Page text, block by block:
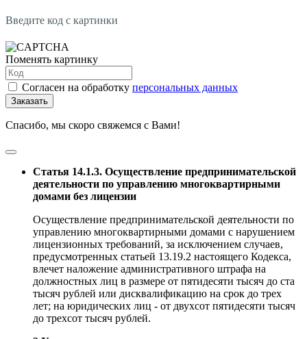
Введите код с картинки
Поменять картинку
Согласен на обработку персональных данных
Заказать
Спасибо, мы скоро свяжемся с Вами!
Статья 14.1.3. Осуществление предпринимательской
деятельности по управлению многоквартирными
домами без лицензии
Осуществление предпринимательской деятельности по
управлению многоквартирными домами с нарушением
лицензионных требований, за исключением случаев,
предусмотренных статьей 13.19.2 настоящего Кодекса,
влечет наложение административного штрафа на
должностных лиц в размере от пятидесяти тысяч до ста
тысяч рублей или дисквалификацию на срок до трех
лет; на юридических лиц - от двухсот пятидесяти тысяч
до трехсот тысяч рублей.